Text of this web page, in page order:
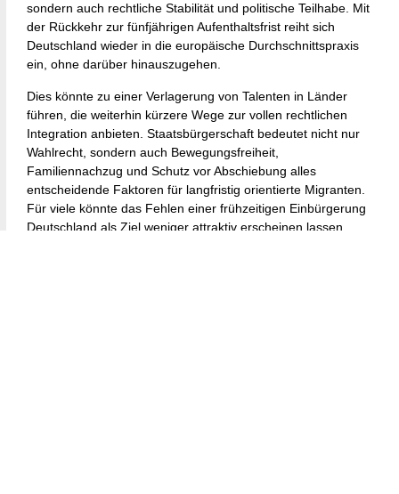
sondern auch rechtliche Stabilität und politische Teilhabe. Mit
der Rückkehr zur fünfjährigen Aufenthaltsfrist reiht sich
Deutschland wieder in die europäische Durchschnittspraxis
ein, ohne darüber hinauszugehen.
Dies könnte zu einer Verlagerung von Talenten in Länder
führen, die weiterhin kürzere Wege zur vollen rechtlichen
Integration anbieten. Staatsbürgerschaft bedeutet nicht nur
Wahlrecht, sondern auch Bewegungsfreiheit,
Familiennachzug und Schutz vor Abschiebung alles
entscheidende Faktoren für langfristig orientierte Migranten.
Für viele könnte das Fehlen einer frühzeitigen Einbürgerung
Deutschland als Ziel weniger attraktiv erscheinen lassen.